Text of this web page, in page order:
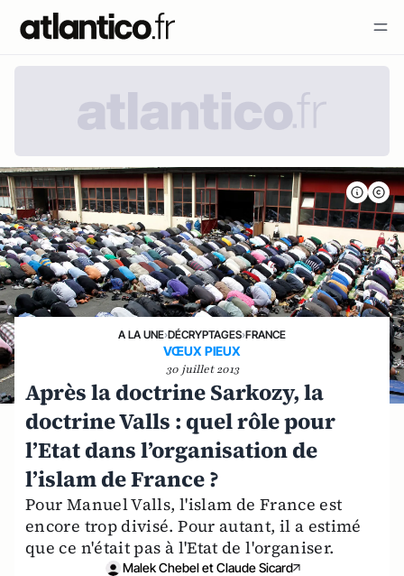
A LA UNE›DÉCRYPTAGES›FRANCE
VŒUX PIEUX
30 juillet 2013
Après la doctrine Sarkozy, la
doctrine Valls : quel rôle pour
l’Etat dans l’organisation de
l’islam de France ?
Pour Manuel Valls, l'islam de France est
encore trop divisé. Pour autant, il a estimé
que ce n'était pas à l'Etat de l'organiser.
Malek Chebel et Claude Sicard